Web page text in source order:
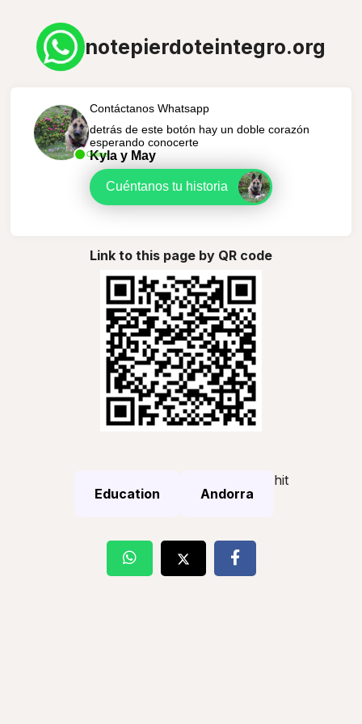
notepierdoteintegro.org
Online
Contáctanos Whatsapp
detrás de este botón hay un doble corazón
esperando conocerte
Kyla y May
Cuéntanos tu historia
Link to this page by QR code
Education Andorra
hit